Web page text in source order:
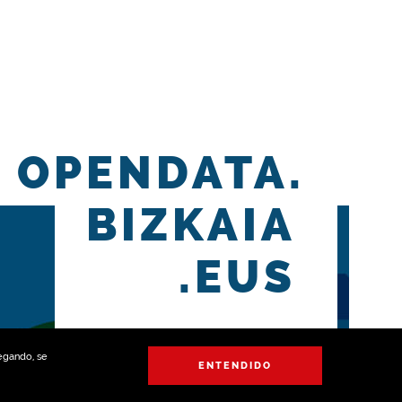
se
ENTENDIDO
OPENDATA.
BIZKAIA
.EUS